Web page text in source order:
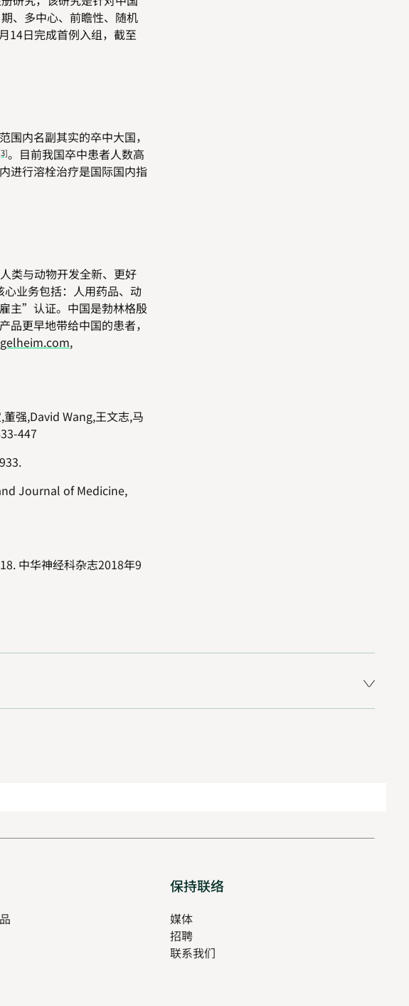
、多中心、前瞻性、随机
14日完成首例入组，截至
内名副其实的卒中大国，
。 目前我国卒中患者人数高
进行溶栓治疗是国际国内指
类与动物开发全新、更好
业务包括：人用药品、动
主”认证。中国是勃林格殷
更早地带给中国的患者，
,
强,David Wang,王文志,马
447
Journal of Medicine,
中华神经科杂志2018年9
保持联络
媒体
招聘
in
联系我们